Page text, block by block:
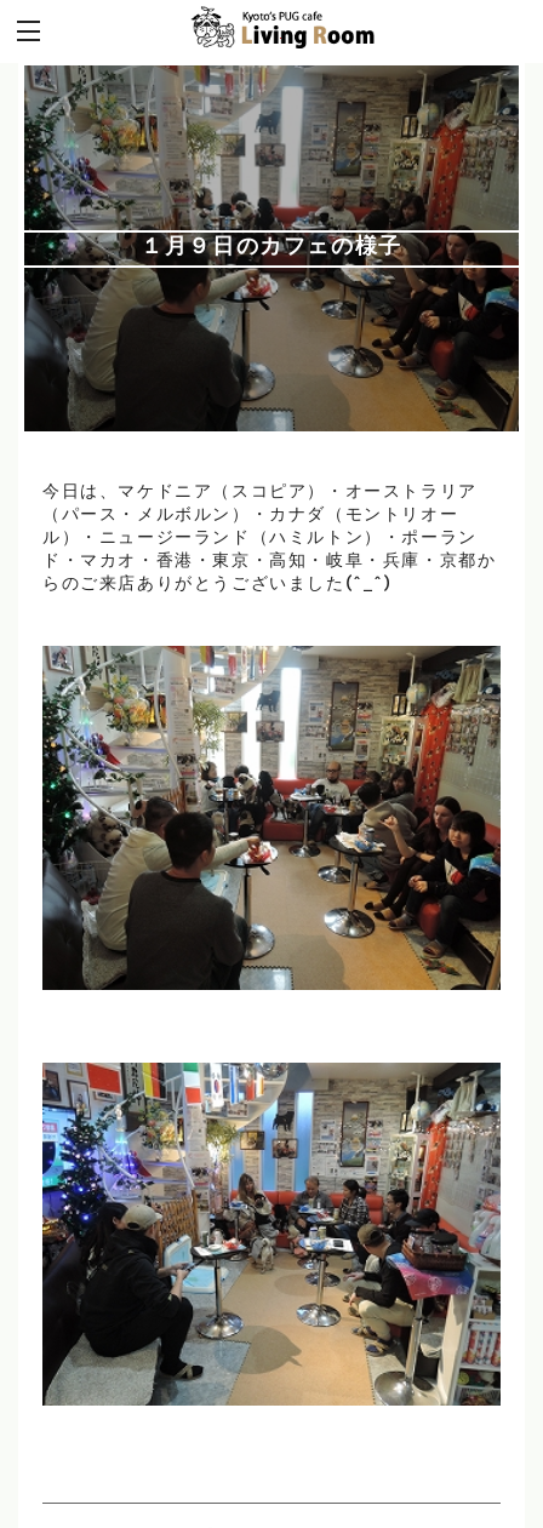
１月９日のカフェの様子
今日は、マケドニア（スコピア）・オーストラリア
（パース・メルボルン）・カナダ（モントリオー
ル）・ニュージーランド（ハミルトン）・ポーラン
ド・マカオ・香港・東京・高知・岐阜・兵庫・京都か
らのご来店ありがとうございました(^_^)